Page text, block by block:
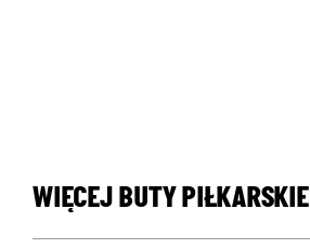
WIĘCEJ BUTY PIŁKARSKIE